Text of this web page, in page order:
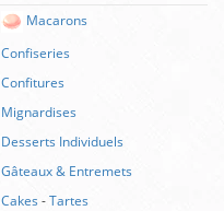
Macarons
Confiseries
Confitures
Mignardises
Desserts Individuels
Gâteaux & Entremets
Cakes-Tartes